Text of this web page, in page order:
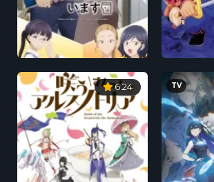
TV
6.24